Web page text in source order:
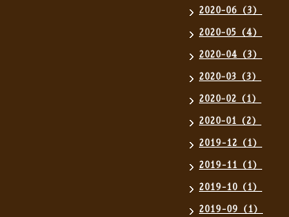
2020-06（3）
2020-05（4）
2020-04（3）
2020-03（3）
2020-02（1）
2020-01（2）
2019-12（1）
2019-11（1）
2019-10（1）
2019-09（1）